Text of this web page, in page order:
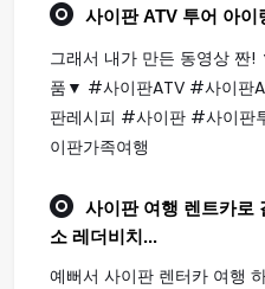
사이판ATV 투어 아이
그래서 내가 만든 동영상 짠
품▼ #사이판ATV #사이판
판레시피 #사이판 #사이판
이판가족여행
사이판 여행 렌트카로
소 레더비치...
예뻐서 사이판 렌터카 여행